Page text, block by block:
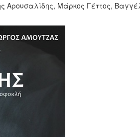
Αρουσαλίδης, Μάρκος Γέττος,